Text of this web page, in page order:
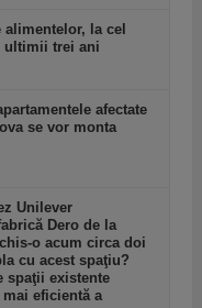
la cel
ultimii trei ani
afectate
se vor monta
Unilever
Dero de la
o acum circa doi
cu acest spaţiu?
spaţii existente
mai eficientă a